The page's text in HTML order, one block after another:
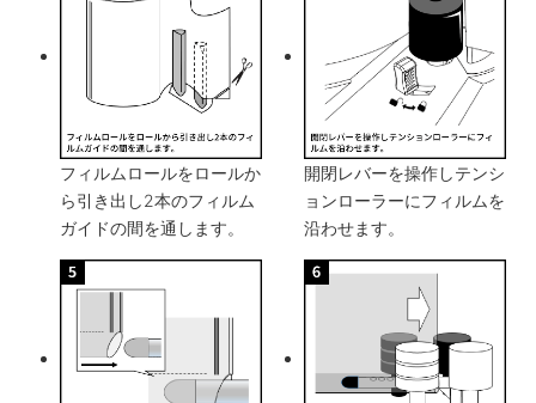
フィルムロールをロールか
ら引き出し2本のフィルム
ガイドの間を通します。
開閉レバーを操作しテンシ
ョンローラーにフィルムを
沿わせます。